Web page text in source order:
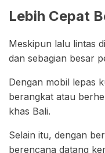
Lebih Cepat
Meskipun lalu lintas
dan sebagian besar
Dengan mobil lepas
berangkat atau
khas Bali.
Selain itu, dengan
berencana datang